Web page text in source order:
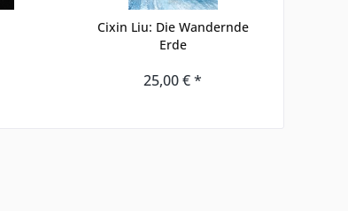
Cixin Liu: Die Wandernde
Erde
25,00 € *